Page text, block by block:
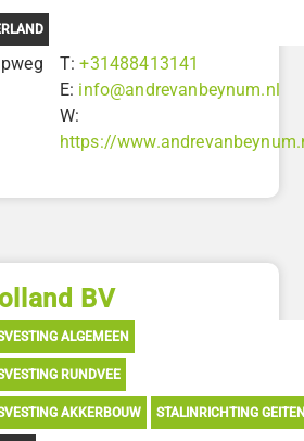
T:+31488413141
E: info@andrevanbeynum.nl
W:
https://
BV
ALGEMEEN
RUNDVEE
AKKERBOUW STALINRICHTING